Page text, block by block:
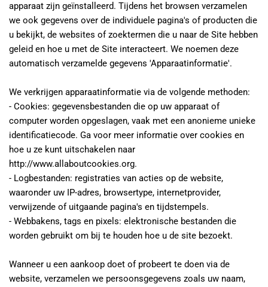
apparaat zijn geïnstalleerd. Tijdens het browsen verzamelen
we ook gegevens over de individuele pagina's of producten die
u bekijkt, de websites of zoektermen die u naar de Site hebben
geleid en hoe u met de Site interacteert. We noemen deze
automatisch verzamelde gegevens 'Apparaatinformatie'.
We verkrijgen apparaatinformatie via de volgende methoden:
- Cookies: gegevensbestanden die op uw apparaat of
computer worden opgeslagen, vaak met een anonieme unieke
identificatiecode. Ga voor meer informatie over cookies en
hoe u ze kunt uitschakelen naar
http://www.allaboutcookies.org.
- Logbestanden: registraties van acties op de website,
waaronder uw IP-adres, browsertype, internetprovider,
verwijzende of uitgaande pagina's en tijdstempels.
- Webbakens, tags en pixels: elektronische bestanden die
worden gebruikt om bij te houden hoe u de site bezoekt.
Wanneer u een aankoop doet of probeert te doen via de
website, verzamelen we persoonsgegevens zoals uw naam,